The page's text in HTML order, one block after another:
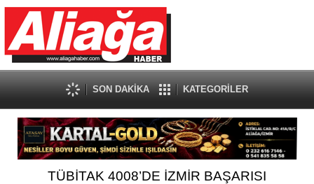
SON DAKİKA KATEGORİLER
TÜBİTAK 4008’DE İZMİR BAŞARISI